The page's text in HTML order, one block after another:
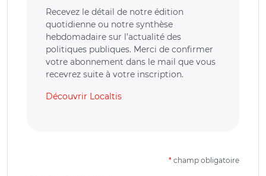
Recevez le détail de notre édition
quotidienne ou notre synthèse
hebdomadaire sur l’actualité des
politiques publiques. Merci de confirmer
votre abonnement dans le mail que vous
recevrez suite à votre inscription.
Découvrir Localtis
* champ obligatoire